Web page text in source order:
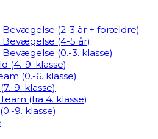
Bevægelse (2-3 år + forældre)
Bevægelse (4-5 år)
Bevægelse (0.-3. klasse)
(4.-9. klasse)
(0.-6. klasse)
9. klasse)
(fra 4. klasse)
9. klasse)